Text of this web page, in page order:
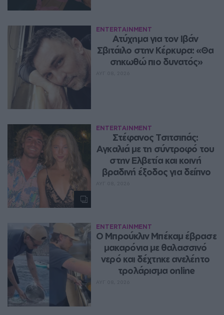
ENTERTAINMENT
Ατύχημα για τον Ιβάν
Σβιτάιλο στην Κέρκυρα: «Θα
σηκωθώ πιο δυνατός»
ENTERTAINMENT
Στέφανος Τσιτσιπάς:
Αγκαλιά με τη σύντροφό του
στην Ελβετία και κοινή
βραδινή έξοδος για δείπνο
ENTERTAINMENT
Ο Μπρούκλιν Μπέκαμ έβρασε
μακαρόνια με θαλασσινό
νερό και δέχτηκε ανελέητο
τρολάρισμα online